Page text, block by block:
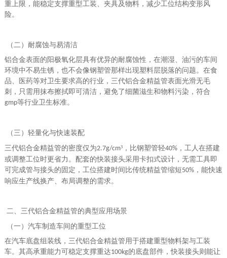
重上限，能稳定支撑重型工装、夹具及物料，减少工位结构变形风
险。
（二）耐腐蚀与易清洁
铝合金表面的阳极氧化层具有优异的耐腐蚀性，在潮湿、油污的车间
环境中不易生锈，也不会像钢塑管那样出现塑料层脱落的问题。在食
品、医药等对卫生要求高的行业，三代铝合金精益管表面光滑无毛
刺，只需用抹布擦拭即可清洁，避免了细菌滋生和物料污染，符合
gmp等行业卫生标准。
（三）轻量化与快速装配
三代铝合金精益管的密度仅为2.7g/cm³，比钢塑管轻40%，工人在搭建
或调整工位时更省力。配套的快装接头采用卡扣式设计，无需工具即
可完成管与接头的固定，工位搭建时间比传统精益管缩短50%，能快速
响应生产线换产、布局调整的需求。
二、三代铝合金精益管的典型应用场景
（一）汽车制造车间的重型工位
在汽车底盘组装线，三代铝合金精益管用于搭建重型物料架与工装
车。其高承重能力可稳定支撑重达100kg的底盘部件，快装接头则能让